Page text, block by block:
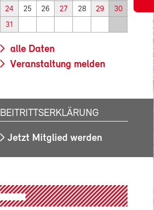
24 25 26 27 28 29 30
31
alle Daten
Veranstaltung melden
BEITRITTSERKLÄRUNG
Jetzt Mitglied werden